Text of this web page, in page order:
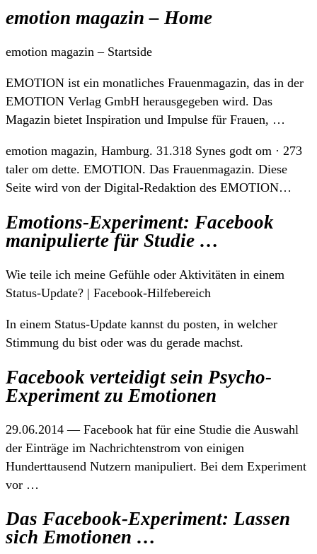
emotion magazin – Home
emotion magazin – Startside
EMOTION ist ein monatliches Frauenmagazin, das in der
EMOTION Verlag GmbH herausgegeben wird. Das
Magazin bietet Inspiration und Impulse für Frauen, …
emotion magazin, Hamburg. 31.318 Synes godt om · 273
taler om dette. EMOTION. Das Frauenmagazin. Diese
Seite wird von der Digital-Redaktion des EMOTION…
Emotions-Experiment: Facebook
manipulierte für Studie …
Wie teile ich meine Gefühle oder Aktivitäten in einem
Status-Update? | Facebook-Hilfebereich
In einem Status-Update kannst du posten, in welcher
Stimmung du bist oder was du gerade machst.
Facebook verteidigt sein Psycho-
Experiment zu Emotionen
29.06.2014 — Facebook hat für eine Studie die Auswahl
der Einträge im Nachrichtenstrom von einigen
Hunderttausend Nutzern manipuliert. Bei dem Experiment
vor …
Das Facebook-Experiment: Lassen
sich Emotionen …